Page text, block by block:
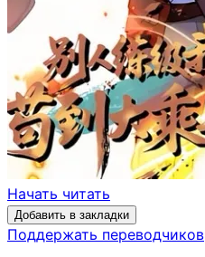
Начать читать
Добавить в закладки
Поддержать переводчиков